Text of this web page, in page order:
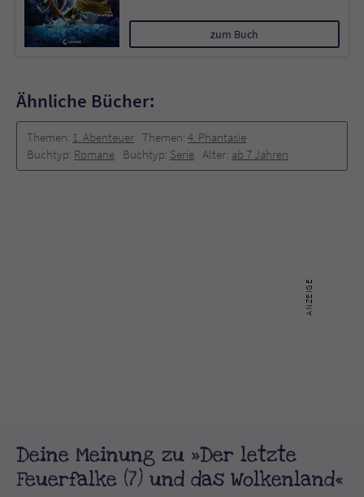
zum Buch
Ähnliche Bücher:
Themen: 1. Abenteuer Themen: 4. Phantasie
Buchtyp: Romane Buchtyp: Serie Alter: ab 7 Jahren
Deine Meinung zu »Der letzte
Feuerfalke (7) und das Wolkenland«